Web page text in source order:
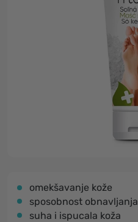
omekšavanje kože
sposobnost obnavljanja
suha i ispucala koža